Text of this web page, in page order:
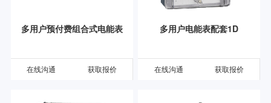
多用户预付费组合式电能表
在线沟通 获取报价
多用户电能表配套1D
在线沟通 获取报价